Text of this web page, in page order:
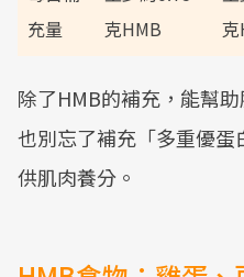
充量
克HMB
除了HMB的補充，能幫
也別忘了補充「多重優
供肌肉養分。